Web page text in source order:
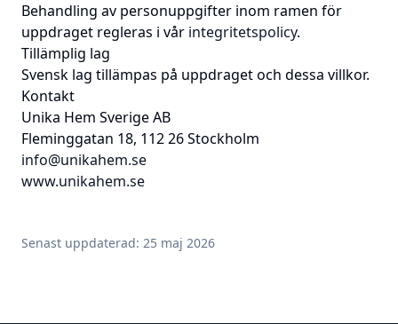
Behandling av personuppgifter inom ramen för
uppdraget regleras i vår integritetspolicy.
Tillämplig lag
Svensk lag tillämpas på uppdraget och dessa villkor.
Kontakt
Unika Hem Sverige AB
Fleminggatan 18, 112 26 Stockholm
info@unikahem.se
www.unikahem.se
Senast uppdaterad: 25 maj 2026